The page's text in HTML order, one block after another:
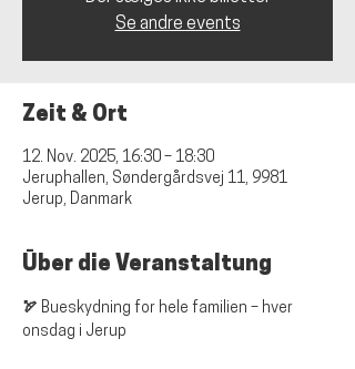
Se andre events
Zeit & Ort
12. Nov. 2025, 16:30 – 18:30
Jeruphallen, Søndergårdsvej 11, 9981
Jerup, Danmark
Über die Veranstaltung
🏹 Bueskydning for hele familien – hver
onsdag i Jerup